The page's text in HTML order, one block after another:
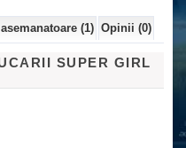
(1) Opinii (0)
SUPER GIRL